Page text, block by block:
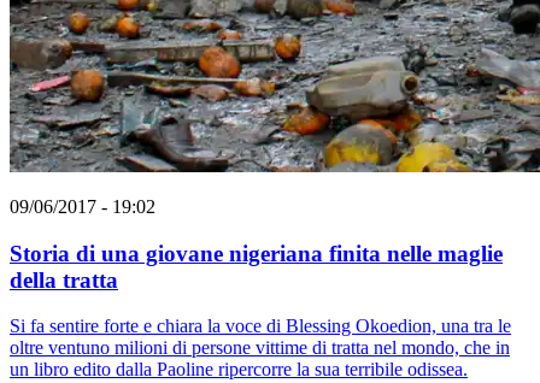
09/06/2017 - 19:02
Storia di una giovane nigeriana finita nelle maglie
della tratta
Si fa sentire forte e chiara la voce di Blessing Okoedion, una tra le
oltre ventuno milioni di persone vittime di tratta nel mondo, che in
un libro edito dalla Paoline ripercorre la sua terribile odissea.